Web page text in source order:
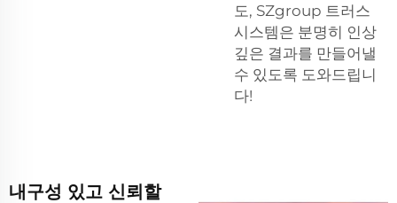
도, SZgroup 트러스
시스템은 분명히 인상
깊은 결과를 만들어낼
수 있도록 도와드립니
다!
내구성 있고 신뢰할